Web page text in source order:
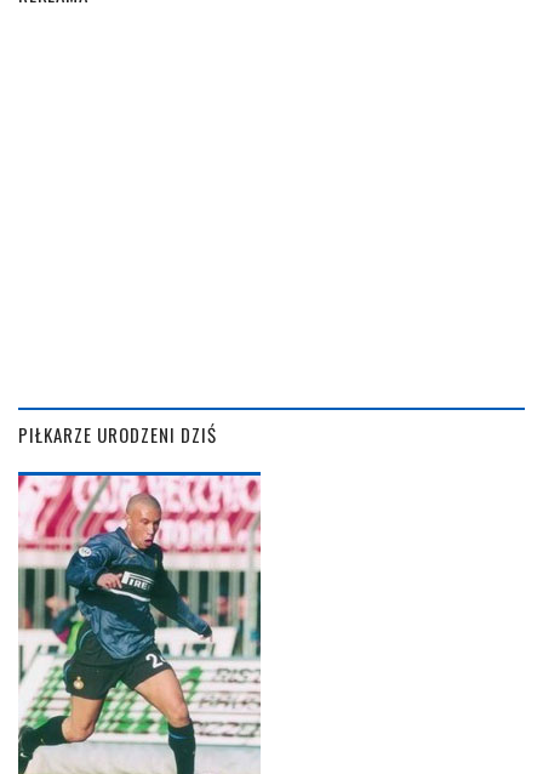
PIŁKARZE URODZENI DZIŚ